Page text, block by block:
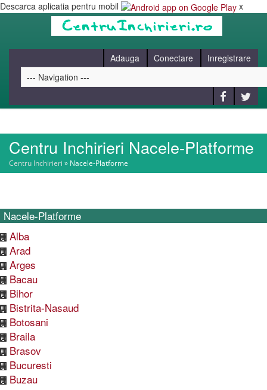
Descarca aplicatia pentru mobil x
Adauga Conectare Inregistrare
HOME
BLOG
CONTACT
Centru Inchirieri Nacele-Platforme
Centru Inchirieri » Nacele-Platforme
Nacele-Platforme
Alba
Arad
Arges
Bacau
Bihor
Bistrita-Nasaud
Botosani
Braila
Brasov
Bucuresti
Buzau